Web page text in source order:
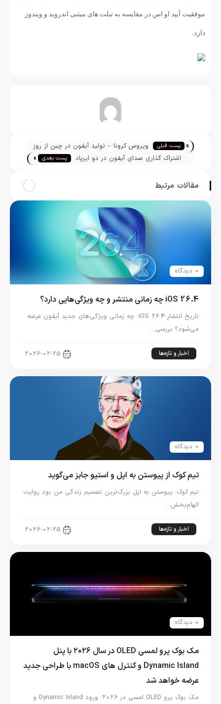
موفقیت آیپد او اس در مقایسه به تبلت های مبتنی اندروید و ویندوز
دارد.
تیم تحریریه « پست قبلی
ویروس کرونا – تولید آیفون در چین از روز
10 فوریه از سر گرفته می‌شود
اشتراک گذاری صدای آیفون در دو ایرپاد پست بعدی »
مقالات مرتبط
0 دیدگاه
iOS 26.4 چه زمانی منتشر و چه ویژگی‌هایی دارد؟
تاریخ انتشار iOS 26.4؛ چه زمانی ویژگی‌های جدید آیفون عرضه
می‌شود؟ بررسی…
اخبار و تازه‌ها 2026-02-25
0 دیدگاه
تیم کوک از پیوستن به اپل و استیو جابز می‌گوید
تیم کوک: پیوستن به اپل بزرگ‌ترین تصمیم زندگی من بود روایت
الهام‌بخش…
اخبار و تازه‌ها 2026-02-25
0 دیدگاه
مک بوک پرو لمسی OLED در سال ۲۰۲۶ با پنل
Dynamic Island و کنترل های macOS با طراحی جدید
عرضه خواهد شد
مک بوک پرو OLED لمسی در 2026؛ ورود Dynamic Island و